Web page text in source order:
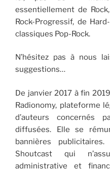
essentiellement de
Rock-Progressif, de
classiques Pop-Rock.
N’hésitez pas à nous
suggestions…
De janvier 2017 à fin
Radionomy, plateforme
d’auteurs concernés
diffusées. Elle se
bannières
Shoutcast qui
administrative et